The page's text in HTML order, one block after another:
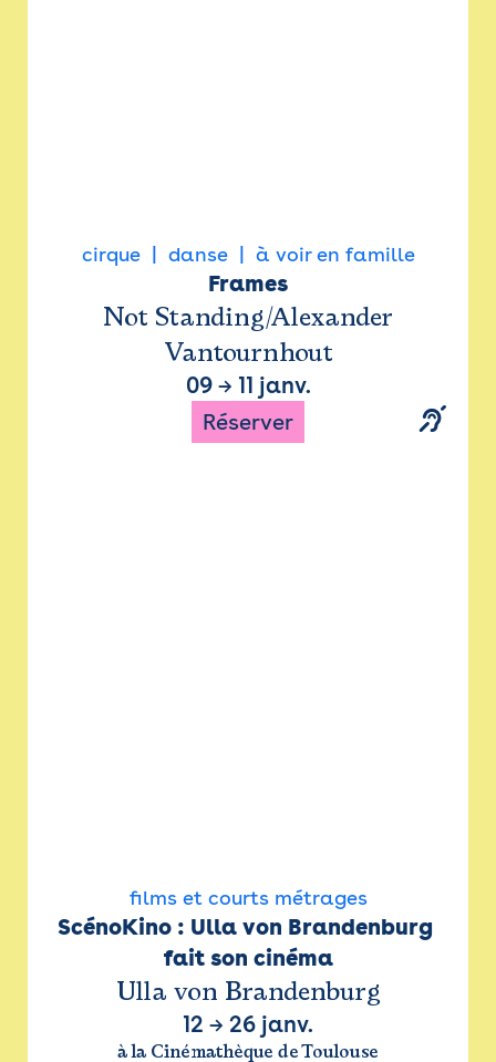
cirque danse à voir en famille
Frames
Not Standing/Alexander
Vantournhout
09→ 11 janv.
Réserver
films et courts métrages
ScénoKino : Ulla von Brandenburg
fait son cinéma
Ulla von Brandenburg
12 → 26 janv.
à la Cinémathèque de Toulouse